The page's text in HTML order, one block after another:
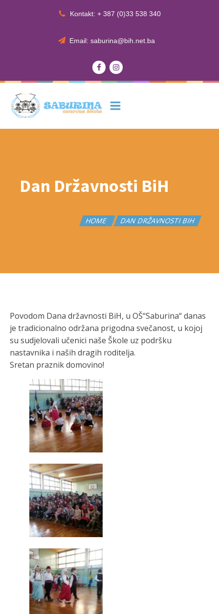
Kontakt: + 387 (0)33 538 340
Email: saburina@bih.net.ba
Dan Državnosti BiH
HOME DAN DRŽAVNOSTI BIH
Povodom Dana državnosti BiH, u OŠ“Saburina“ danas
je tradicionalno održana prigodna svečanost, u kojoj
su sudjelovali učenici naše Škole uz podršku
nastavnika i naših dragih roditelja.
Sretan praznik domovino!